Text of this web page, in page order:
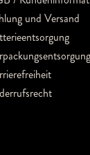
und Versand